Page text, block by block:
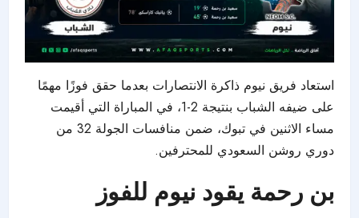
استعاد فريق نيوم ذاكرة الانتصارات بعدما حقق فوزًا مهمًا
على ضيفه الشباب بنتيجة 2-1، في المباراة التي أقيمت
مساء الاثنين في تبوك، ضمن منافسات الجولة 32 من
دوري روشن السعودي للمحترفين.
بن رحمة يقود نيوم للفوز